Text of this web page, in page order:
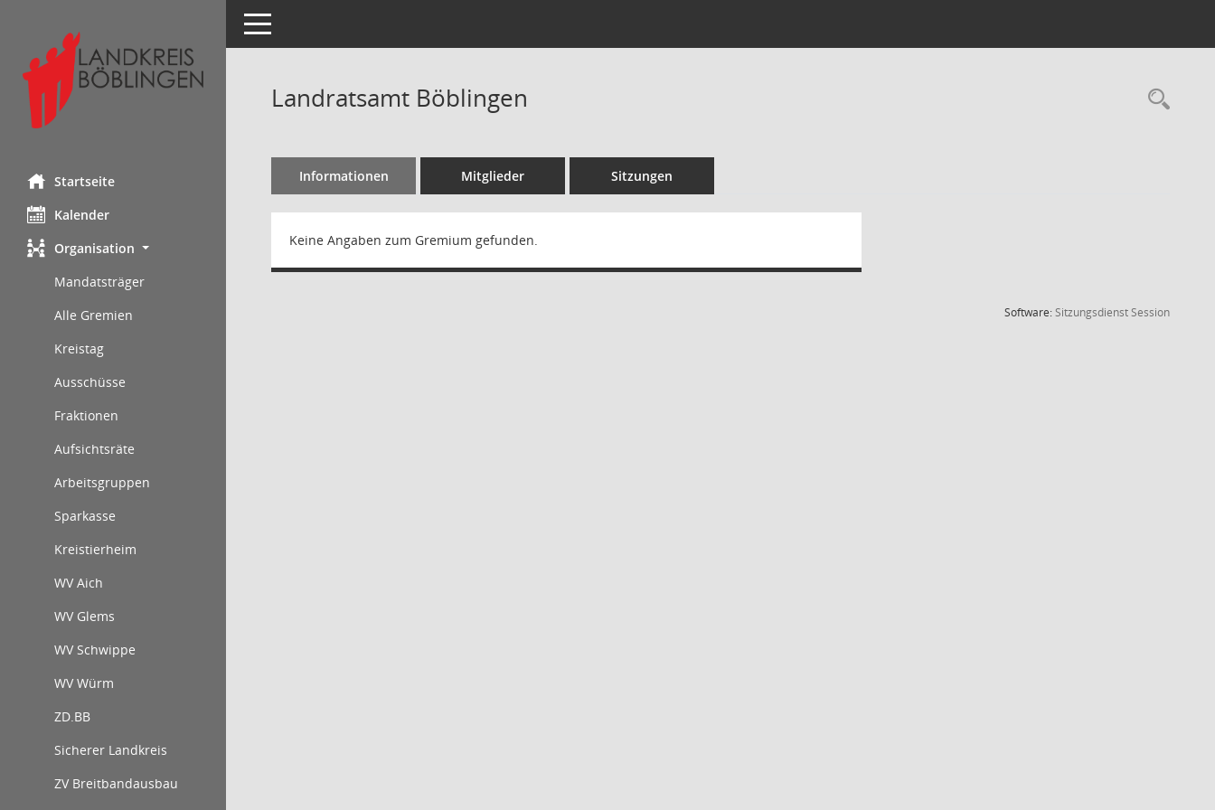
Startseite
Kalender
Organisation
Mandatsträger
Alle Gremien
Kreistag
Ausschüsse
Fraktionen
Aufsichtsräte
Arbeitsgruppen
Sparkasse
Kreistierheim
WV Aich
WV Glems
WV Schwippe
WV Würm
ZD.BB
Sicherer Landkreis
ZV Breitbandausbau
Toggle navigation
Landratsamt Böblingen
Informationen Mitglieder Sitzungen
Keine Angaben zum Gremium gefunden.
Software:SitzungsdienstSession(Wird in